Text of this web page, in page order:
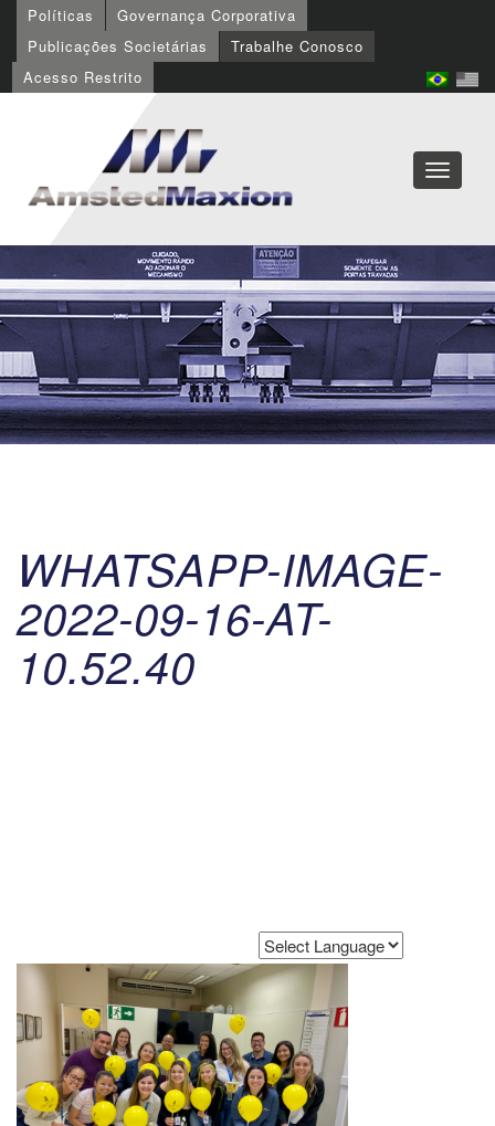
Políticas
Governança Corporativa
Publicações Societárias
Trabalhe Conosco
Acesso Restrito
WHATSAPP-IMAGE-
2022-09-16-AT-
10.52.40
Powered by